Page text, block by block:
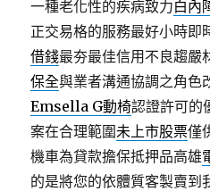
一種老化性的疾病致力白內
正交易格的服務最好小時即
借錢最夯最佳信用不良趨嚴
保全與業者溝通協調之角色
Emsella G動椅認證許可的
案在合理範圍未上市股票僅
機車為貸款擔保抵押品高雄
的是將您的依體質客製賣到